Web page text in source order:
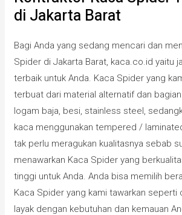
di Jakarta Barat
Bagi Anda yang sedang mencari dan
Spider di Jakarta Barat, kaca.co.id yaitu
terbaik untuk Anda. Kaca Spider yang
terbuat dari material alternatif dan
logam baja, besi, stainless steel,
kaca menggunakan tempered /
tak perlu meragukan kualitasnya sebab
menawarkan Kaca Spider yang
tinggi untuk Anda. Anda bisa memilih
Kaca Spider yang kami tawarkan seperti
layak dengan kebutuhan dan kemauan